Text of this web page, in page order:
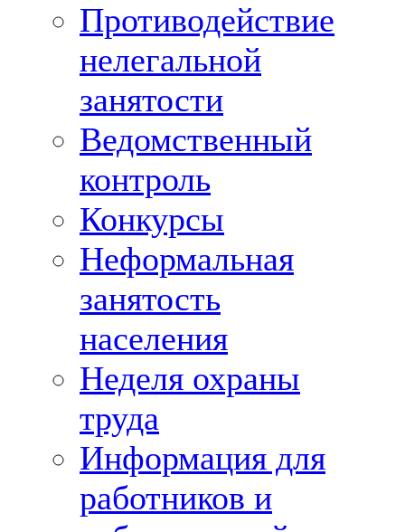
Противодействие
нелегальной
занятости
Ведомственный
контроль
Конкурсы
Неформальная
занятость
населения
Неделя охраны
труда
Информация для
работников и